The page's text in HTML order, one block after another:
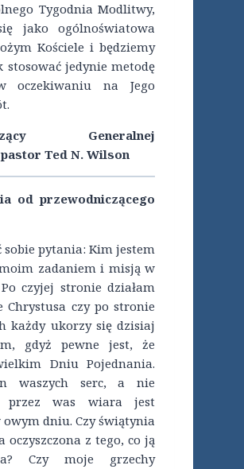
Tygodnia Modlitwy,
jako ogólnoświatowa
Kościele i będziemy
stosować jedynie metodę
oczekiwaniu na Jego
Generalnej
Ted N. Wilson
od przewodniczącego
sobie pytania: Kim jestem
zadaniem i misją w
czyjej stronie działam
czy po stronie
każdy ukorzy się dzisiaj
gdyż pewne jest, że
Dniu Pojednania.
waszych serc, a nie
przez was wiara jest
dniu. Czy świątynia
oczyszczona z tego, co ją
Czy moje grzechy